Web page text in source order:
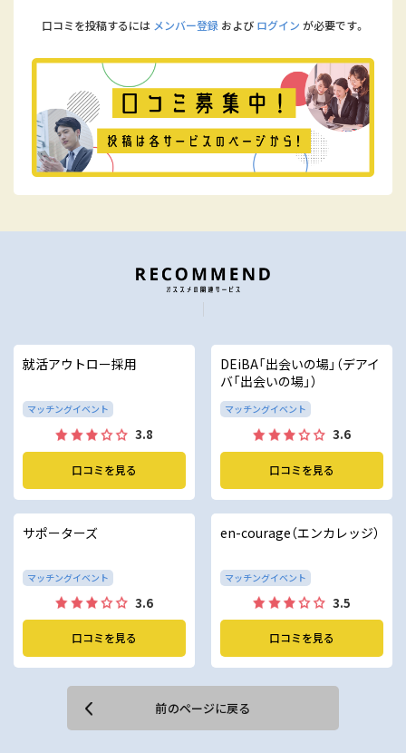
口コミを投稿するには メンバー登録および ログイン が必要です。
就活アウトロー採用
マッチングイベント
3.8
口コミを見る
DEiBA「出会いの場」（デアイ
バ「出会いの場」）
マッチングイベント
3.6
口コミを見る
サポーターズ
マッチングイベント
3.6
口コミを見る
en-courage（エンカレッジ）
マッチングイベント
3.5
口コミを見る
前のページに戻る